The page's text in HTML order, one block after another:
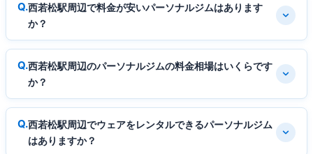
西若松駅周辺で料金が安いパーソナルジムはあります
か？
西若松駅周辺のパーソナルジムの料金相場はいくらです
か？
西若松駅周辺でウェアをレンタルできるパーソナルジム
はありますか？